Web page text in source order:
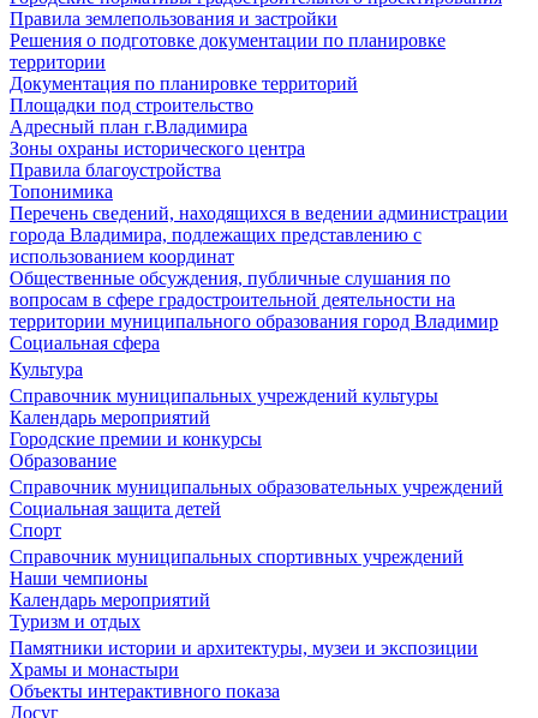
Правила землепользования и застройки
Решения о подготовке документации по планировке
территории
Документация по планировке территорий
Площадки под строительство
Адресный план г.Владимира
Зоны охраны исторического центра
Правила благоустройства
Топонимика
Перечень сведений, находящихся в ведении администрации
города Владимира, подлежащих представлению с
использованием координат
Общественные обсуждения, публичные слушания по
вопросам в сфере градостроительной деятельности на
территории муниципального образования город Владимир
Социальная сфера
Культура
Справочник муниципальных учреждений культуры
Календарь мероприятий
Городские премии и конкурсы
Образование
Справочник муниципальных образовательных учреждений
Социальная защита детей
Спорт
Справочник муниципальных спортивных учреждений
Наши чемпионы
Календарь мероприятий
Туризм и отдых
Памятники истории и архитектуры, музеи и экспозиции
Храмы и монастыри
Объекты интерактивного показа
Досуг